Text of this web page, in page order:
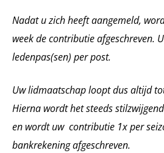
Nadat u zich heeft aangemeld,
week de contributie afgeschreven.
ledenpas(sen) per post.
Uw lidmaatschap loopt dus altijd
Hierna wordt het steeds
en wordt uw contributie 1x per
bankrekening afgeschreven.